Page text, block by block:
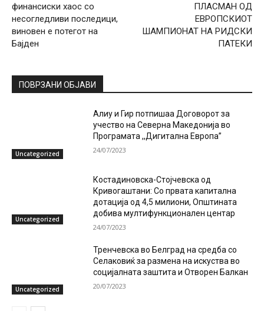
финансиски хаос со
несогледливи последици,
виновен е потегот на
Бајден
ПЛАСМАН ОД
ЕВРОПСКИОТ
ШАМПИОНАТ НА РИДСКИ
ПАТЕКИ
ПОВРЗАНИ ОБЈАВИ
Uncategorized
Алиу и Гир потпишаа Договорот за
учество на Северна Македонија во
Програмата ,,Дигитална Европа”
24/07/2023
Uncategorized
Костадиновска-Стојчевска од
Кривогаштани: Со првата капитална
дотација од 4,5 милиони, Општината
добива мултифункционален центар
24/07/2023
Uncategorized
Тренчевска во Белград на средба со
Селаковиќ за размена на искуства во
социјалната заштита и Отворен Балкан
20/07/2023